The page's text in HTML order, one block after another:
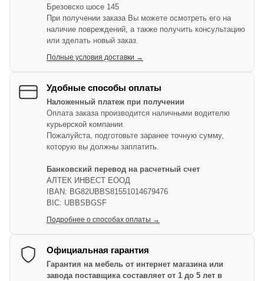
Брезовско шосе 145
При получении заказа Вы можете осмотреть его на
наличие повреждений, а также получить консультацию
или зделать новый заказ.
Полные условия доставки →
Удобные способы оплаты
Наложенный платеж при получении
Оплата заказа производится наличными водителю
курьерской компании.
Пожалуйста, подготовьте заранее точную сумму,
которую вы должны заплатить.
Банковский перевод на расчетный счет
АЛТЕК ИНВЕСТ ЕООД
IBAN: BG82UBBS81551014679476
BIC: UBBSBGSF
Подробнее о способах оплаты →
Официальная гарантия
Гарантия на мебель от интернет магазина или
завода поставщика составляет от 1 до 5 лет в